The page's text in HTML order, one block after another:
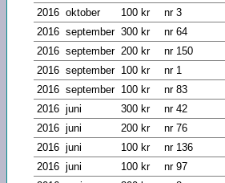
2016 oktober 100 kr
nr 3
2016 september 300 kr
nr 64
2016 september 200 kr
nr 150
2016 september 100 kr
nr 1
2016 september 100 kr
nr 83
2016 juni 300 kr
nr 42
2016 juni 200 kr
nr 76
2016 juni 100 kr
nr 136
2016 juni 100 kr
nr 97